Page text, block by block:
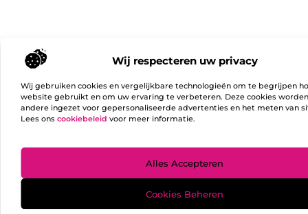
Wij respecteren uw privacy
Wij gebruiken cookies en vergelijkbare technologieën om te begrijpen
website gebruikt en om uw ervaring te verbeteren. Deze cookies
andere ingezet voor gepersonaliseerde advertenties en het meten van
Lees ons cookiebeleid voor meer informatie.
Alles Accepteren
Cookies Beheren